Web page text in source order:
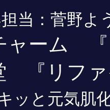
当：菅野よ
ャーム 『
『リファ
ッと元気肌